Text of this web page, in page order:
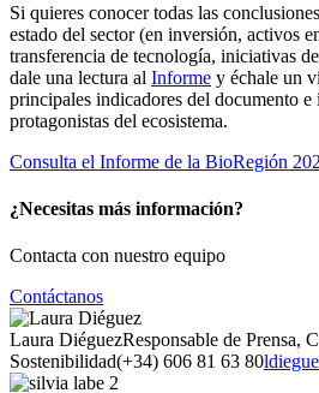
Si quieres conocer todas las
estado del sector (en inversión, activos
transferencia de tecnología, iniciativas
dale una lectura al Informe y échale un
principales indicadores del documento e
protagonistas del ecosistema.
Consulta el Informe de la BioRegión
¿Necesitas más información?
Contacta con nuestro equipo
Contáctanos
Laura DiéguezResponsable de Prensa,
Sostenibilidad(+34) 606 81 63 80